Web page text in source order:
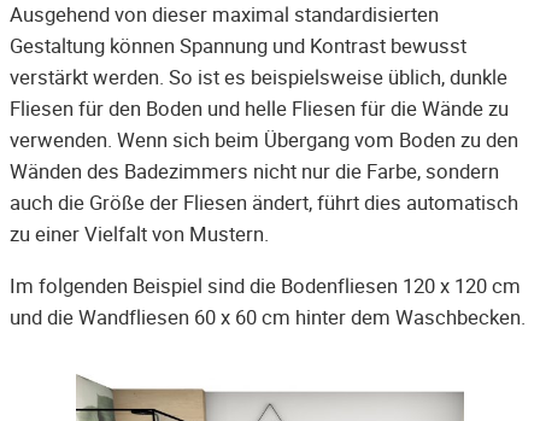
Ausgehend von dieser maximal standardisierten
Gestaltung können Spannung und Kontrast bewusst
verstärkt werden. So ist es beispielsweise üblich, dunkle
Fliesen für den Boden und helle Fliesen für die Wände zu
verwenden. Wenn sich beim Übergang vom Boden zu den
Wänden des Badezimmers nicht nur die Farbe, sondern
auch die Größe der Fliesen ändert, führt dies automatisch
zu einer Vielfalt von Mustern.
Im folgenden Beispiel sind die Bodenfliesen 120 x 120 cm
und die Wandfliesen 60 x 60 cm hinter dem Waschbecken.